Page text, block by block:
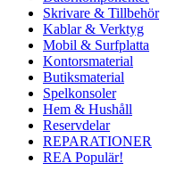
Skrivare & Tillbehör
Kablar & Verktyg
Mobil & Surfplatta
Kontorsmaterial
Butiksmaterial
Spelkonsoler
Hem & Hushåll
Reservdelar
REPARATIONER
REA Populär!